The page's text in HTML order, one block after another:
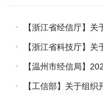
【浙江省经信厅】
能竞赛的通知
【浙江省科技厅】
的通知【温州市经信局】
【工信部】关于组